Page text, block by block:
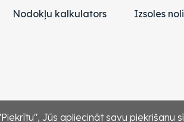
Nodokļu kalkulators Izsoles
Jūs apliecināt savu piekrišanu